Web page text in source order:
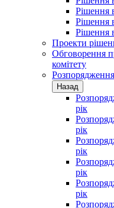
Рішення
Рішення
Рішення
Проекти
Обговорення
комітету
Назад
рік
рік
рік
рік
рік